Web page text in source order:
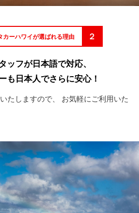
カーハワイが選ばれる理由 ２
ッフが日本語で対応、
も日本人でさらに安心！
たしますので、
お気軽にご利用いた